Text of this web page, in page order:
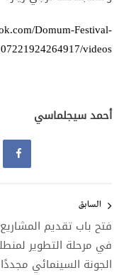
Domum-Festival-
videos/
أحمد سيجلماسي
المقالات
السابق
فتح باب تقديم المشاريع
في مرحلة التطوير
الجونة السينمائي مجددًا